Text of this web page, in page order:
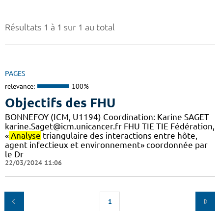
Résultats 1 à 1 sur 1 au total
PAGES
relevance: 100%
Objectifs des FHU
BONNEFOY (ICM, U1194) Coordination: Karine SAGET
karine.Saget@icm.unicancer.fr FHU TIE TIE Fédération,
« Analyse triangulaire des interactions entre hôte,
agent infectieux et environnement» coordonnée par
le Dr
22/03/2024 11:06
1